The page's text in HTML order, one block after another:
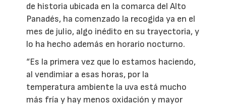
de historia ubicada en la comarca del Alto
Panadés, ha comenzado la recogida ya en el
mes de julio, algo inédito en su trayectoria, y
lo ha hecho además en horario nocturno.
“Es la primera vez que lo estamos haciendo,
al vendimiar a esas horas, por la
temperatura ambiente la uva está mucho
más fría y hay menos oxidación y mayor